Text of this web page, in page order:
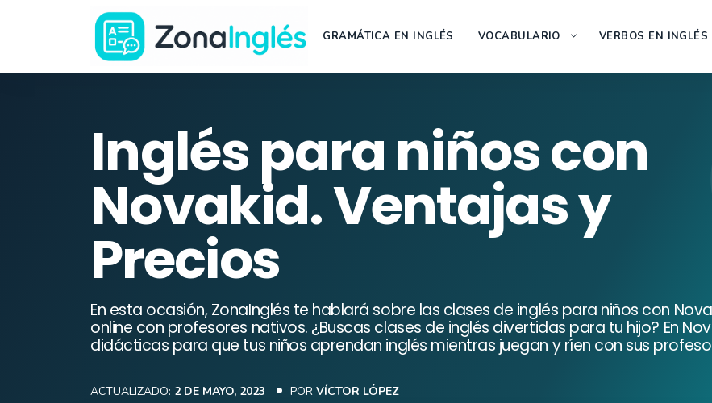
Ir
portada
de
ZonaInglés
GRAMÁTICA EN INGLÉS VOCABULARIO VERBOS EN INGLÉS
Inglés para niños con
Novakid. Ventajas y
Precios
En esta ocasión, ZonaInglés te hablará sobre las clases de inglés para niños con
online con profesores nativos. ¿Buscas clases de inglés divertidas para tu hijo? En
didácticas para que tus niños aprendan inglés mientras juegan y ríen con sus
ACTUALIZADO: 2 DE MAYO, 2023 POR VÍCTOR LÓPEZ